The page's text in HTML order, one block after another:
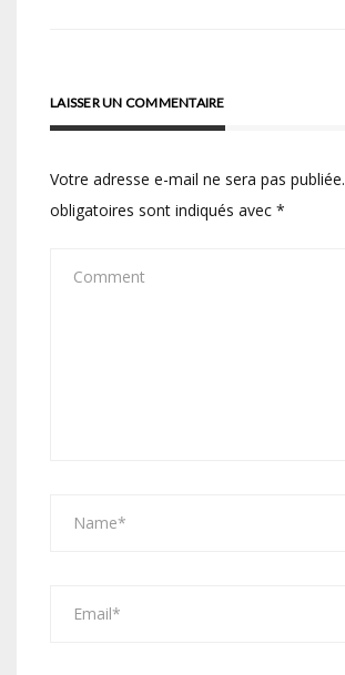
LAISSER UN COMMENTAIRE
Votre adresse e-mail ne sera pas publiée.
obligatoires sont indiqués avec *